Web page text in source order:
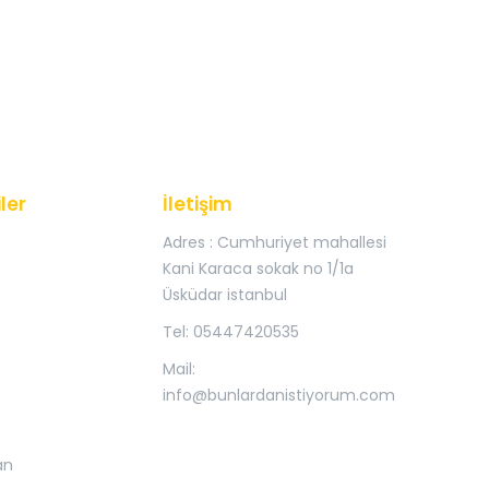
İletişim
Adres : Cumhuriyet mahallesi
Kani Karaca sokak no 1/1a
Üsküdar istanbul
Tel: 05447420535
Mail:
info@bunlardanistiyorum.com